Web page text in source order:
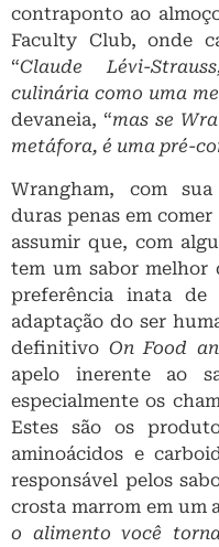
contraponto ao
Faculty Club, onde
“Claude Lévi-
culinária como uma
devaneia, “mas se
metáfora, é uma pré-
Wrangham, com
duras penas em
assumir que, com
tem um sabor melhor
preferência inata de
adaptação do ser
definitivo On Food
apelo inerente ao
especialmente os
Estes são os
aminoácidos e
responsável pelos
crosta marrom em um
o alimento você